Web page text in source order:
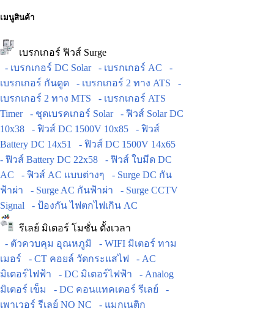
เมนูสินค้า
เบรกเกอร์ ฟิวส์ Surge
- เบรกเกอร์ DC Solar
- เบรกเกอร์ AC
-
เบรกเกอร์ กันดูด
- เบรกเกอร์ 2 ทาง ATS
-
เบรกเกอร์ 2 ทาง MTS
- เบรกเกอร์ ATS
Timer
- ชุดเบรคเกอร์ Solar
- ฟิวส์ Solar DC
10x38
- ฟิวส์ DC 1500V 10x85
- ฟิวส์
Battery DC 14x51
- ฟิวส์ DC 1500V 14x65
- ฟิวส์ Battery DC 22x58
- ฟิวส์ ใบมีด DC
AC
- ฟิวส์ AC แบบต่างๆ
- Surge DC กัน
ฟ้าผ่า
- Surge AC กันฟ้าผ่า
- Surge CCTV
Signal
- ป้องกัน ไฟตกไฟเกิน AC
รีเลย์ มิเตอร์ โมชั่น ตั้งเวลา
- ตัวควบคุม อุณหภูมิ
- WIFI มิเตอร์ ทาม
เมอร์
- CT คอยล์ วัดกระแสไฟ
- AC
มิเตอร์ไฟฟ้า
- DC มิเตอร์ไฟฟ้า
- Analog
มิเตอร์ เข็ม
- DC คอนแทคเตอร์ รีเลย์
-
เพาเวอร์ รีเลย์ NO NC
- แมกเนติก